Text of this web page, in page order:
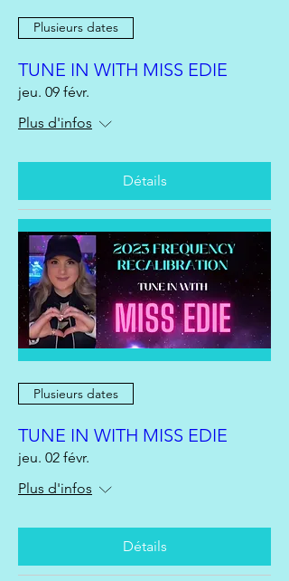
Plusieurs dates
TUNE IN WITH MISS EDIE
jeu. 09 févr.
Plus d'infos
Détails
Plusieurs dates
TUNE IN WITH MISS EDIE
jeu. 02 févr.
Plus d'infos
Détails